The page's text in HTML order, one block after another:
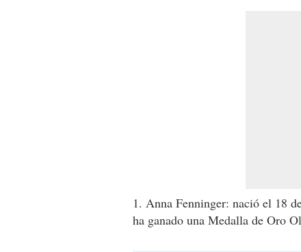
1. Anna Fenninger: nació el 18
ha ganado una Medalla de Oro